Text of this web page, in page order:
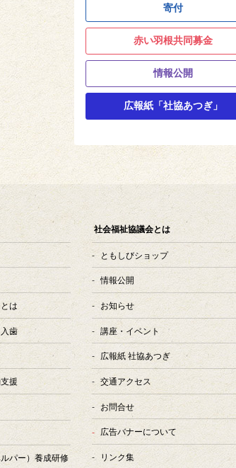
寄付
赤い羽根共同募金
情報公開
広報紙「社協あつぎ」
は
歯
援
パー）養成研修
社会福祉協議会とは
ともしびショップ
情報公開
お知らせ
講座・イベント
広報紙 社協あつぎ
交通アクセス
お問合せ
広告バナーについて
リンク集